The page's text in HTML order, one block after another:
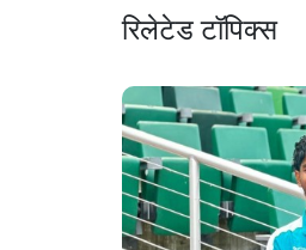
रिलेटेड टॉपिक्स